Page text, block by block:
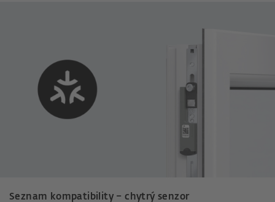
Seznam kompatibility – chytrý senzor